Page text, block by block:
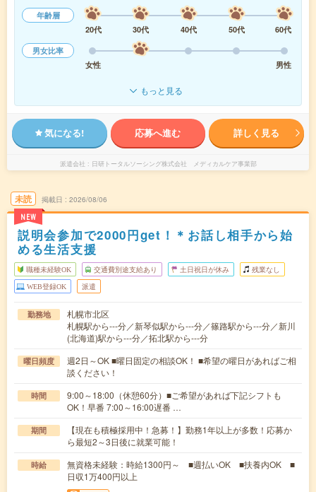
年齢層
20代
30代 40代 50代
60代
男女比率
女性
男性
もっと見る
気になる! 応募へ進む 詳しく見る
派遣会社 日研トータルソーシング株式会社 メディカルケア事業部
未読
NEW
掲載日 2026/08/06
説明会参加で2000円get！＊お話し相手から始
める生活支援
職種未経験OK 交通費別途支給あり 土日祝日が休み 残業なし
WEB登録OK 派遣
勤務地
札幌市北区
札幌駅から---分／新琴似駅から---分／篠路駅から---分／新川
(北海道)駅から---分／拓北駅から---分
曜日頻度
週2日～OK ■曜日固定の相談OK！ ■希望の曜日があればご相
談ください！
時間
9:00～18:00（休憩60分）■ご希望があれば下記シフトも
OK！早番 7:00～16:00遅番 …
期間
【現在も積極採用中！急募！】勤務1年以上が多数！応募か
ら最短2～3日後に就業可能！
時給
無資格未経験：時給1300円～ ■週払いOK ■扶養内OK ■
日収1万400円以上